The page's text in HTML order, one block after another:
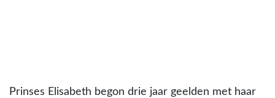
Prinses Elisabeth begon drie jaar geelden met haar